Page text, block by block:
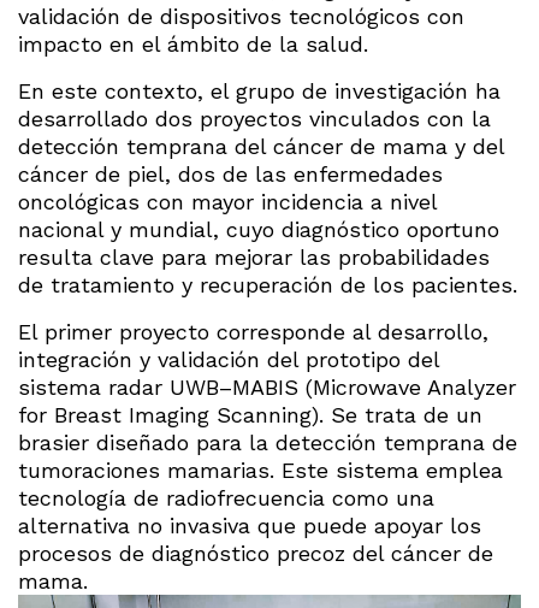
validación de dispositivos tecnológicos con
impacto en el ámbito de la salud.
En este contexto, el grupo de investigación ha
desarrollado dos proyectos vinculados con la
detección temprana del cáncer de mama y del
cáncer de piel, dos de las enfermedades
oncológicas con mayor incidencia a nivel
nacional y mundial, cuyo diagnóstico oportuno
resulta clave para mejorar las probabilidades
de tratamiento y recuperación de los pacientes.
El primer proyecto corresponde al desarrollo,
integración y validación del prototipo del
sistema radar UWB–MABIS (Microwave Analyzer
for Breast Imaging Scanning). Se trata de un
brasier diseñado para la detección temprana de
tumoraciones mamarias. Este sistema emplea
tecnología de radiofrecuencia como una
alternativa no invasiva que puede apoyar los
procesos de diagnóstico precoz del cáncer de
mama.